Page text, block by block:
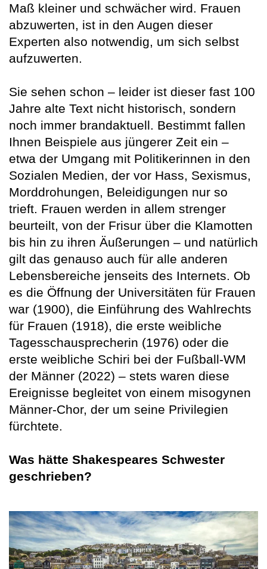
Maß kleiner und schwächer wird. Frauen
abzuwerten, ist in den Augen dieser
Experten also notwendig, um sich selbst
aufzuwerten.
Sie sehen schon – leider ist dieser fast 100
Jahre alte Text nicht historisch, sondern
noch immer brandaktuell. Bestimmt fallen
Ihnen Beispiele aus jüngerer Zeit ein –
etwa der Umgang mit Politikerinnen in den
Sozialen Medien, der vor Hass, Sexismus,
Morddrohungen, Beleidigungen nur so
trieft. Frauen werden in allem strenger
beurteilt, von der Frisur über die Klamotten
bis hin zu ihren Äußerungen – und natürlich
gilt das genauso auch für alle anderen
Lebensbereiche jenseits des Internets. Ob
es die Öffnung der Universitäten für Frauen
war (1900), die Einführung des Wahlrechts
für Frauen (1918), die erste weibliche
Tagesschausprecherin (1976) oder die
erste weibliche Schiri bei der Fußball-WM
der Männer (2022) – stets waren diese
Ereignisse begleitet von einem misogynen
Männer-Chor, der um seine Privilegien
fürchtete.
Was hätte Shakespeares Schwester
geschrieben?